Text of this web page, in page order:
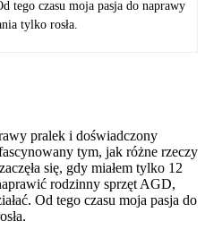
tego czasu moja pasja do naprawy
tylko rosła.
pralek i doświadczony
tym, jak różne rzeczy
się, gdy miałem tylko 12
rodzinny sprzęt AGD,
Od tego czasu moja pasja do